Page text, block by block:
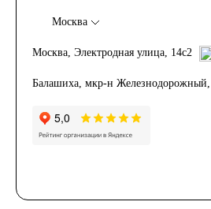
Москва
Москва, Электродная улица, 14с2
Балашиха, мкр-н Железнодорожный,